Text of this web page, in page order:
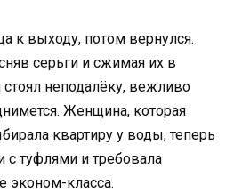
к выходу, потом вернулся.
серьги и сжимая их в
неподалёку, вежливо
Женщина, которая
квартиру у воды, теперь
с туфлями и требовала
эконом-класса.